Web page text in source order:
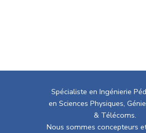
Spécialiste en Ingénierie
en Sciences Physiques,
& Télécoms.
Nous sommes concepteurs